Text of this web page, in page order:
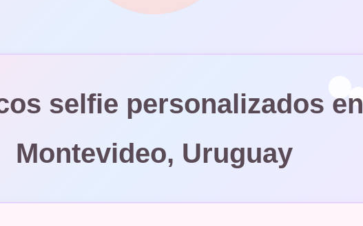
selfie personalizados en
Montevideo, Uruguay